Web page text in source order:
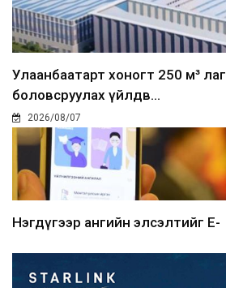
Улаанбаатарт хоногт 250 м³ лаг
боловсруулах үйлдв...
2026/08/07
Нэгдүгээр ангийн элсэлтийг E-